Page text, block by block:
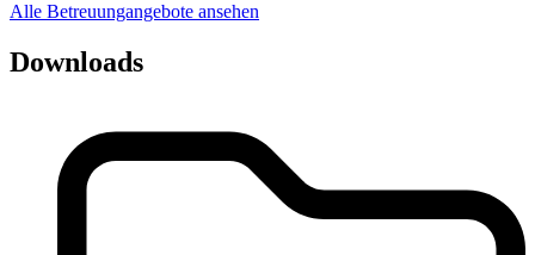
Alle Betreuungangebote ansehen
Downloads